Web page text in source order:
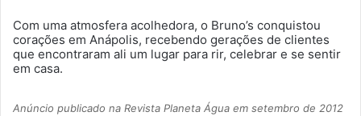
Com uma atmosfera acolhedora, o Bruno’s conquistou
corações em Anápolis, recebendo gerações de clientes
que encontraram ali um lugar para rir, celebrar e se sentir
em casa.
Anúncio publicado na Revista Planeta Água em setembro de 2012